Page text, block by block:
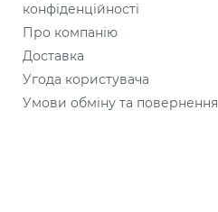
конфіденційності
Про компанію
Доставка
Угода користувача
Умови обміну та повернення